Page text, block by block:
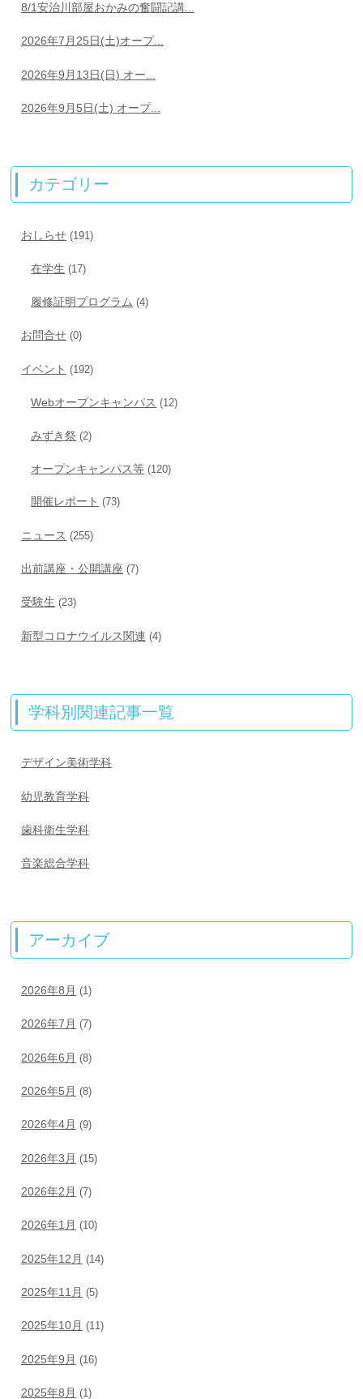
8/1安治川部屋おかみの奮闘記講...
2026年7月25日(土)オープ...
2026年9月13日(日) オー...
2026年9月5日(土) オープ...
カテゴリー
おしらせ (191)
在学生 (17)
履修証明プログラム (4)
お問合せ (0)
イベント (192)
Webオープンキャンパス (12)
みずき祭 (2)
オープンキャンパス等 (120)
開催レポート (73)
ニュース (255)
出前講座・公開講座 (7)
受験生 (23)
新型コロナウイルス関連 (4)
学科別関連記事一覧
デザイン美術学科
幼児教育学科
歯科衛生学科
音楽総合学科
アーカイブ
2026年8月 (1)
2026年7月 (7)
2026年6月 (8)
2026年5月 (8)
2026年4月 (9)
2026年3月 (15)
2026年2月 (7)
2026年1月 (10)
2025年12月 (14)
2025年11月 (5)
2025年10月 (11)
2025年9月 (16)
2025年8月 (1)